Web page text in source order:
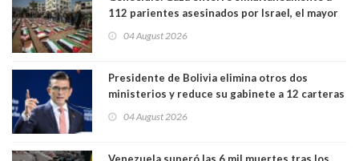
112 parientes asesinados por Israel, el mayor
muertos figuran 44 niños y nueve ancianos
04 August 2026
Presidente de Bolivia elimina otros dos
ministerios y reduce su gabinete a 12 carteras
04 August 2026